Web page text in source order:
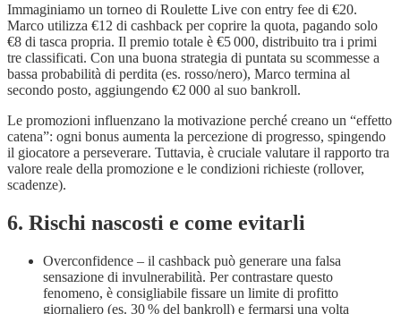
Immaginiamo un torneo di Roulette Live con entry fee di €20.
Marco utilizza €12 di cashback per coprire la quota, pagando solo
€8 di tasca propria. Il premio totale è €5 000, distribuito tra i primi
tre classificati. Con una buona strategia di puntata su scommesse a
bassa probabilità di perdita (es. rosso/nero), Marco termina al
secondo posto, aggiungendo €2 000 al suo bankroll.
Le promozioni influenzano la motivazione perché creano un “effetto
catena”: ogni bonus aumenta la percezione di progresso, spingendo
il giocatore a perseverare. Tuttavia, è cruciale valutare il rapporto tra
valore reale della promozione e le condizioni richieste (rollover,
scadenze).
6. Rischi nascosti e come evitarli
Overconfidence – il cashback può generare una falsa
sensazione di invulnerabilità. Per contrastare questo
fenomeno, è consigliabile fissare un limite di profitto
giornaliero (es. 30 % del bankroll) e fermarsi una volta